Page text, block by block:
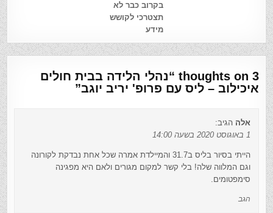
בקרוב כבר לא
תצטרכי לקושש
מידע
3 thoughts on “
נהלי הלידה בבית חולים
איכילוב – ליס עם פרופ' יריב יוגב”
אלה הגיב:
1 באוגוסט 2020 בשעה 14:00
הייתי בסיור בליס ב31.7 והמיילדת אמרה שכל אחת נבדקת לקורונה
וגם המלווה שלה! בלי קשר למקום מגורים ולאם היא מפגינה
סימפטומים.
הגב